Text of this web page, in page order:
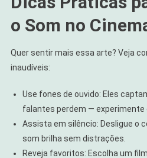
o Som no
Quer sentir mais essa arte? Veja
inaudíveis:
Use fones de ouvido: Eles
falantes perdem — experimente
Assista em silêncio: Desligue o
som brilha sem distrações.
Reveja favoritos: Escolha um